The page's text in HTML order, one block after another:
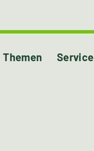
Themen Service